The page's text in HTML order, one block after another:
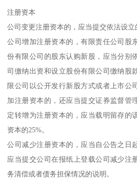
注册资本
公司变更注册资本的，应当提交依法设立
公司增加注册资本的，有限责任公司股
份有限公司的股东认购新股，应当分别
司缴纳出资和设立股份有限公司缴纳股
限公司以公开发行新股方式或者上市公
加注册资本的，还应当提交证券监督管
定转增为注册资本的，应当载明留存的
资本的25%。
公司减少注册资本的，应当自公告之日
应当提交公司在报纸上登载公司减少注
务清偿或者债务担保情况的说明。